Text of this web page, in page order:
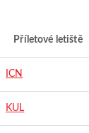
Příletové letiště
ICN
KUL